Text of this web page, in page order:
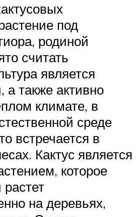
под
родиной
считать
является
а также активно
климате, в
среде
встречается в
Кактус является
которое
растет
на деревьях,